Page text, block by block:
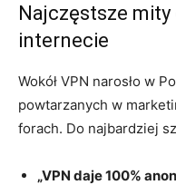
Najczęstsze
internecie
Wokół VPN narosło w
powtarzanych w
forach. Do najbardziej
„VPN daje 100%